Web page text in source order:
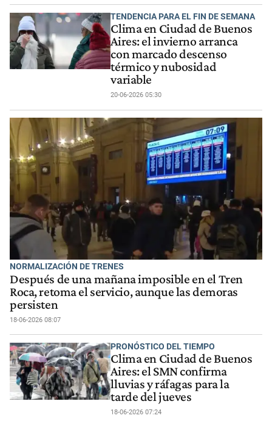
TENDENCIA PARA EL FIN DE SEMANA
Clima en Ciudad de Buenos
Aires: el invierno arranca
con marcado descenso
térmico y nubosidad
variable
20-06-2026 05:30
NORMALIZACIÓN DE TRENES
Después de una mañana imposible en el Tren
Roca, retoma el servicio, aunque las demoras
persisten
18-06-2026 08:07
PRONÓSTICO DEL TIEMPO
Clima en Ciudad de Buenos
Aires: el SMN confirma
lluvias y ráfagas para la
tarde del jueves
18-06-2026 07:24